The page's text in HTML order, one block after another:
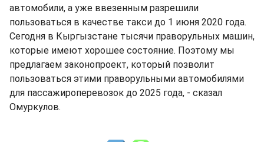
автомобили, а уже ввезенным разрешили
пользоваться в качестве такси до 1 июня 2020 года.
Сегодня в Кыргызстане тысячи праворульных машин,
которые имеют хорошее состояние. Поэтому мы
предлагаем законопроект, который позволит
пользоваться этими праворульными автомобилями
для пассажироперевозок до 2025 года, - сказал
Омуркулов.